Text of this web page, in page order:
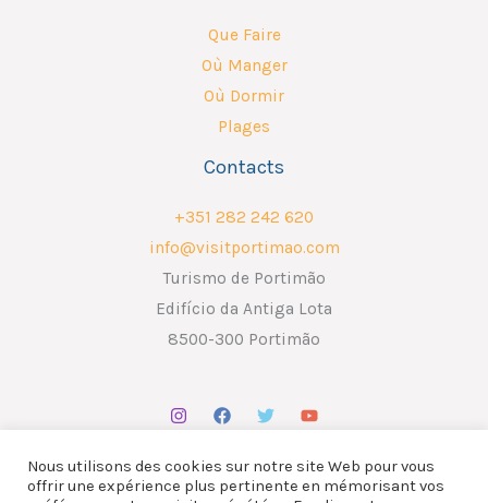
Que Faire
Où Manger
Où Dormir
Plages
Contacts
+351 282 242 620
info@visitportimao.com
Turismo de Portimão
Edifício da Antiga Lota
8500-300 Portimão
Nous utilisons des cookies sur notre site Web pour vous
offrir une expérience plus pertinente en mémorisant vos